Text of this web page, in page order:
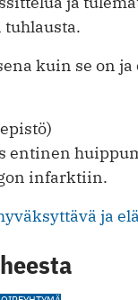
tuhlausta.
kuin se on
entinen
infarktiin.
ja